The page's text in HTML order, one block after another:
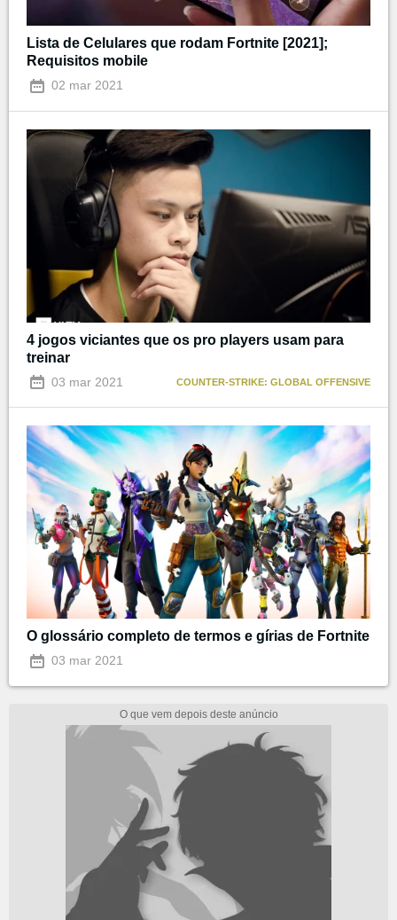
Lista de Celulares que rodam Fortnite [2021];
Requisitos mobile
02 mar 2021
4 jogos viciantes que os pro players usam para
treinar
03 mar 2021 COUNTER-STRIKE: GLOBAL OFFENSIVE
O glossário completo de termos e gírias de Fortnite
03 mar 2021